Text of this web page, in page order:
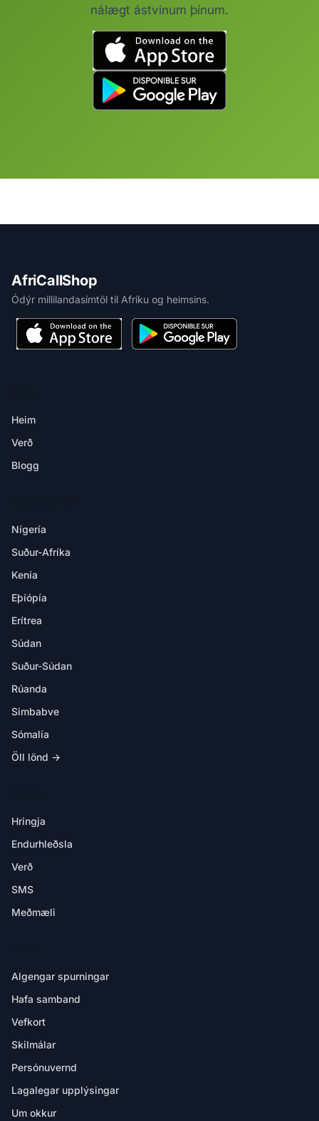
nálægt ástvinum þínum.
AfriCallShop
Ódýr millilandasímtöl til Afríku og heimsins.
Heim
Verð
Blogg
Nígería
Suður-Afríka
Kenía
Eþíópía
Erítrea
Súdan
Suður-Súdan
Rúanda
Simbabve
Sómalía
Öll lönd →
Hringja
Endurhleðsla
Verð
SMS
Meðmæli
Algengar spurningar
Hafa samband
Vefkort
Skilmálar
Persónuvernd
Lagalegar upplýsingar
Um okkur